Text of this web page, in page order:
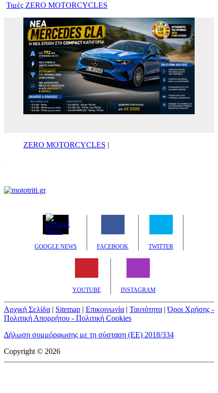
Τιμές ZERO MOTORCYCLES
ZERO MOTORCYCLES |
GOOGLE NEWS FACEBOOK TWITTER
YOUTUBE INSTAGRAM
Αρχική Σελίδα | Sitemap | Επικοινωνία | Ταυτότητα |Όροι Χρήσης -
Πολιτική Απορρήτου - Πολιτική Cookies
Δήλωση συμμόρφωσης με τη σύσταση (ΕΕ) 2018/334
Copyright © 2026